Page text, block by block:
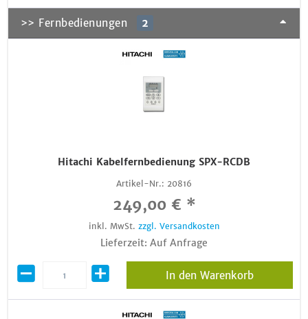
>> Fernbedienungen 2
Hitachi Kabelfernbedienung SPX-RCDB
Artikel-Nr.: 20816
249,00 € *
inkl. MwSt. zzgl. Versandkosten
Lieferzeit: Auf Anfrage
In den Warenkorb